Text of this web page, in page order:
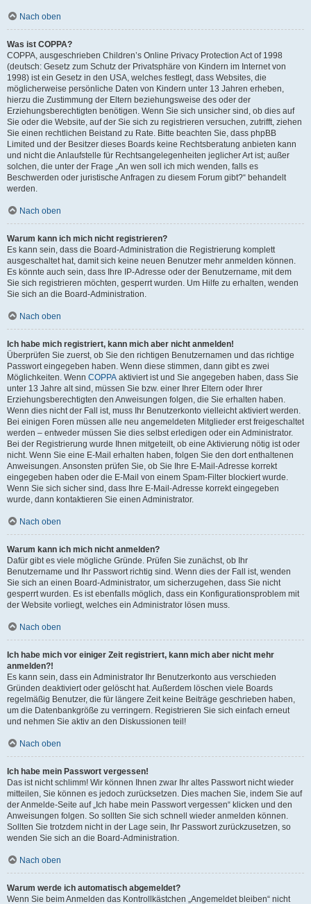
Nach oben
Was ist COPPA?
COPPA, ausgeschrieben Children’s Online Privacy Protection Act of 1998
(deutsch: Gesetz zum Schutz der Privatsphäre von Kindern im Internet von
1998) ist ein Gesetz in den USA, welches festlegt, dass Websites, die
möglicherweise persönliche Daten von Kindern unter 13 Jahren erheben,
hierzu die Zustimmung der Eltern beziehungsweise des oder der
Erziehungsberechtigten benötigen. Wenn Sie sich unsicher sind, ob dies auf
Sie oder die Website, auf der Sie sich zu registrieren versuchen, zutrifft, ziehen
Sie einen rechtlichen Beistand zu Rate. Bitte beachten Sie, dass phpBB
Limited und der Besitzer dieses Boards keine Rechtsberatung anbieten kann
und nicht die Anlaufstelle für Rechtsangelegenheiten jeglicher Art ist; außer
solchen, die unter der Frage „An wen soll ich mich wenden, falls es
Beschwerden oder juristische Anfragen zu diesem Forum gibt?“ behandelt
werden.
Nach oben
Warum kann ich mich nicht registrieren?
Es kann sein, dass die Board-Administration die Registrierung komplett
ausgeschaltet hat, damit sich keine neuen Benutzer mehr anmelden können.
Es könnte auch sein, dass Ihre IP-Adresse oder der Benutzername, mit dem
Sie sich registrieren möchten, gesperrt wurden. Um Hilfe zu erhalten, wenden
Sie sich an die Board-Administration.
Nach oben
Ich habe mich registriert, kann mich aber nicht anmelden!
Überprüfen Sie zuerst, ob Sie den richtigen Benutzernamen und das richtige
Passwort eingegeben haben. Wenn diese stimmen, dann gibt es zwei
Möglichkeiten. Wenn COPPA aktiviert ist und Sie angegeben haben, dass Sie
unter 13 Jahre alt sind, müssen Sie bzw. einer Ihrer Eltern oder Ihrer
Erziehungsberechtigten den Anweisungen folgen, die Sie erhalten haben.
Wenn dies nicht der Fall ist, muss Ihr Benutzerkonto vielleicht aktiviert werden.
Bei einigen Foren müssen alle neu angemeldeten Mitglieder erst freigeschaltet
werden – entweder müssen Sie dies selbst erledigen oder ein Administrator.
Bei der Registrierung wurde Ihnen mitgeteilt, ob eine Aktivierung nötig ist oder
nicht. Wenn Sie eine E-Mail erhalten haben, folgen Sie den dort enthaltenen
Anweisungen. Ansonsten prüfen Sie, ob Sie Ihre E-Mail-Adresse korrekt
eingegeben haben oder die E-Mail von einem Spam-Filter blockiert wurde.
Wenn Sie sich sicher sind, dass Ihre E-Mail-Adresse korrekt eingegeben
wurde, dann kontaktieren Sie einen Administrator.
Nach oben
Warum kann ich mich nicht anmelden?
Dafür gibt es viele mögliche Gründe. Prüfen Sie zunächst, ob Ihr
Benutzername und Ihr Passwort richtig sind. Wenn dies der Fall ist, wenden
Sie sich an einen Board-Administrator, um sicherzugehen, dass Sie nicht
gesperrt wurden. Es ist ebenfalls möglich, dass ein Konfigurationsproblem mit
der Website vorliegt, welches ein Administrator lösen muss.
Nach oben
Ich habe mich vor einiger Zeit registriert, kann mich aber nicht mehr
anmelden?!
Es kann sein, dass ein Administrator Ihr Benutzerkonto aus verschieden
Gründen deaktiviert oder gelöscht hat. Außerdem löschen viele Boards
regelmäßig Benutzer, die für längere Zeit keine Beiträge geschrieben haben,
um die Datenbankgröße zu verringern. Registrieren Sie sich einfach erneut
und nehmen Sie aktiv an den Diskussionen teil!
Nach oben
Ich habe mein Passwort vergessen!
Das ist nicht schlimm! Wir können Ihnen zwar Ihr altes Passwort nicht wieder
mitteilen, Sie können es jedoch zurücksetzen. Dies machen Sie, indem Sie auf
der Anmelde-Seite auf „Ich habe mein Passwort vergessen“ klicken und den
Anweisungen folgen. So sollten Sie sich schnell wieder anmelden können.
Sollten Sie trotzdem nicht in der Lage sein, Ihr Passwort zurückzusetzen, so
wenden Sie sich an die Board-Administration.
Nach oben
Warum werde ich automatisch abgemeldet?
Wenn Sie beim Anmelden das Kontrollkästchen „Angemeldet bleiben“ nicht